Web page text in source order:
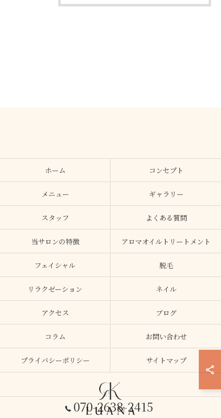
070-2638-2415
ホーム コンセプト
メニュー ギャラリー
スタッフ よくある質問
当サロンの特徴 アロマオイルトリートメント
フェイシャル 脱毛
リラクゼーション ネイル
アクセス ブログ
コラム お問い合わせ
プライバシーポリシー サイトマップ